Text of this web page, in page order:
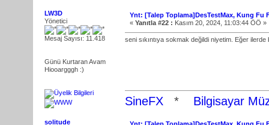
LW3D
Yönetici
Mesaj Sayısı: 11.418
Günü Kurtaran Avam
Hiooargggh :)
Ynt: [Talep Toplama]DesTestMax, Kung Fu
« Yanıtla #22 : Kasım 20, 2024, 11:03:44 ÖÖ »
seni sıkıntıya sokmak değildi niyetim. Eğer
SineFX * Bilgisayar
solitude